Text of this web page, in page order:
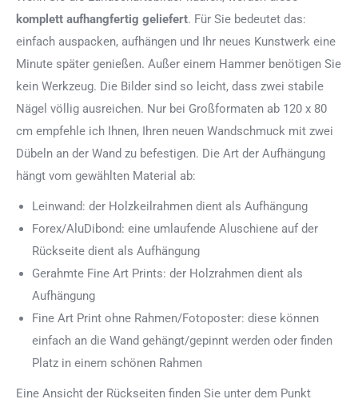
komplett aufhangfertig geliefert. Für Sie bedeutet das:
einfach auspacken, aufhängen und Ihr neues Kunstwerk eine
Minute später genießen. Außer einem Hammer benötigen Sie
kein Werkzeug. Die Bilder sind so leicht, dass zwei stabile
Nägel völlig ausreichen. Nur bei Großformaten ab 120 x 80
cm empfehle ich Ihnen, Ihren neuen Wandschmuck mit zwei
Dübeln an der Wand zu befestigen. Die Art der Aufhängung
hängt vom gewählten Material ab:
Leinwand: der Holzkeilrahmen dient als Aufhängung
Forex/AluDibond: eine umlaufende Aluschiene auf der
Rückseite dient als Aufhängung
Gerahmte Fine Art Prints: der Holzrahmen dient als
Aufhängung
Fine Art Print ohne Rahmen/Fotoposter: diese können
einfach an die Wand gehängt/gepinnt werden oder finden
Platz in einem schönen Rahmen
Eine Ansicht der Rückseiten finden Sie unter dem Punkt